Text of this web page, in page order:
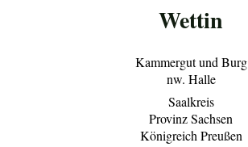
Wettin
Kammergut und Burg
nw. Halle
Saalkreis
Provinz Sachsen
Königreich Preußen